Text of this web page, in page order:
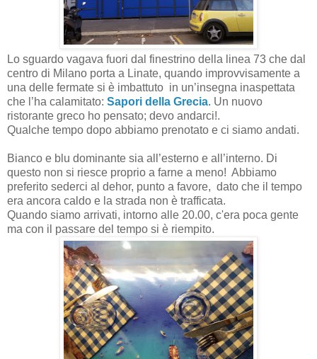
Lo sguardo vagava fuori dal finestrino della linea 73 che dal
centro di Milano porta a Linate, quando improvvisamente a
una delle fermate si è imbattuto in un’insegna inaspettata
che l’ha calamitato: Sapori della Grecia. Un nuovo
ristorante greco ho pensato; devo andarci!.
Qualche tempo dopo abbiamo prenotato e ci siamo andati.
Bianco e blu dominante sia all’esterno e all’interno. Di
questo non si riesce proprio a farne a meno! Abbiamo
preferito sederci al dehor, punto a favore, dato che il tempo
era ancora caldo e la strada non è trafficata.
Quando siamo arrivati, intorno alle 20.00, c'era poca gente
ma con il passare del tempo si è riempito.